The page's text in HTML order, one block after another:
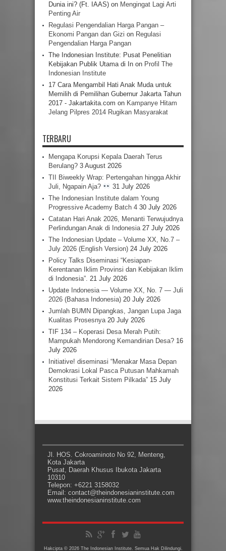
Dunia ini? (Ft. IAAS) on Mengingat Lagi Arti
Penting Air
Regulasi Pengendalian Harga Pangan –
Ekonomi Pangan dan Gizi on Regulasi
Pengendalian Harga Pangan
The Indonesian Institute: Pusat Penelitian
Kebijakan Publik Utama di In on Profil The
Indonesian Institute
17 Cara Mengambil Hati Anak Muda untuk
Memilih di Pemilihan Gubernur Jakarta Tahun
2017 - Jakartakita.com on Kampanye Hitam
Jelang Pilpres 2014 Rugikan Masyarakat
TERBARU
Mengapa Korupsi Kepala Daerah Terus
Berulang? 3 August 2026
TII Biweekly Wrap: Pertengahan hingga Akhir
Juli, Ngapain Aja?
31 July 2026
The Indonesian Institute dalam Young
Progressive Academy Batch 4 30 July 2026
Catatan Hari Anak 2026, Menanti Terwujudnya
Perlindungan Anak di Indonesia 27 July 2026
The Indonesian Update – Volume XX, No.7 –
July 2026 (English Version) 24 July 2026
Policy Talks Diseminasi “Kesiapan-
Kerentanan Iklim Provinsi dan Kebijakan Iklim
di Indonesia”. 21 July 2026
Update Indonesia — Volume XX, No. 7 — Juli
2026 (Bahasa Indonesia) 20 July 2026
Jumlah BUMN Dipangkas, Jangan Lupa Jaga
Kualitas Prosesnya 20 July 2026
TIF 134 – Koperasi Desa Merah Putih:
Mampukah Mendorong Kemandirian Desa? 16
July 2026
Initiative! diseminasi “Menakar Masa Depan
Demokrasi Lokal Pasca Putusan Mahkamah
Konstitusi Terkait Sistem Pilkada” 15 July
2026
Jl. HOS. Cokroaminoto No 92, Menteng,
Kota Jakarta
Pusat, Daerah Khusus Ibukota Jakarta
10310
Telepon: +6221 3158032
Email: contact@theindonesianinstitute.com
www.theindonesianinstitute.com
Hakcipta © 2026 The Indonesian Institute. Semua Hak Dilindungi.